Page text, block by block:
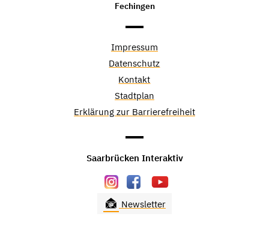
Fechingen
Impressum
Datenschutz
Kontakt
Stadtplan
Erklärung zur Barrierefreiheit
Saarbrücken Interaktiv
Newsletter